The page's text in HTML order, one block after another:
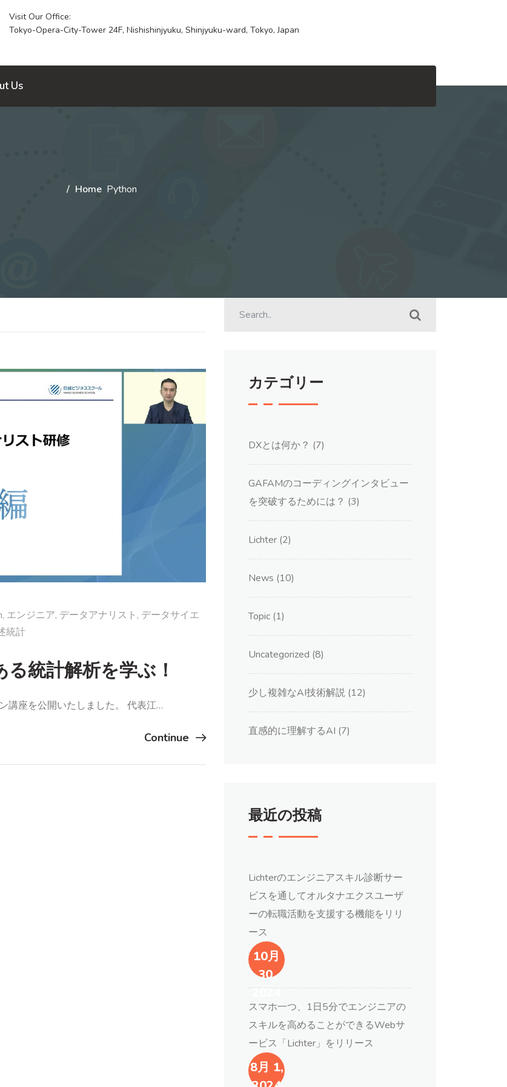
Visit Our Office:
Tokyo-Opera-City-Tower 24F, Nishishinjyuku, Shinjyuku-ward, Tokyo, Japan
Us
Home Python
, エンジニア, データアナリスト , データサイエ
統計
統計解析を学ぶ！
講座を公開いたしました。 代表江…
Continue
カテゴリー
DXとは何か？ (7)
GAFAMのコーディングインタビュー
を突破するためには？ (3)
Lichter (2)
News (10)
Topic (1)
Uncategorized (8)
少し複雑なAI技術解説 (12)
直感的に理解するAI (7)
最近の投稿
Lichterのエンジニアスキル診断サー
ビスを通してオルタナエクスユーザ
ーの転職活動を支援する機能をリリ
ース
10月
30,
2024
スマホ一つ、1日5分でエンジニアの
スキルを高めることができるWebサ
ービス「Lichter」をリリース
8月 1,